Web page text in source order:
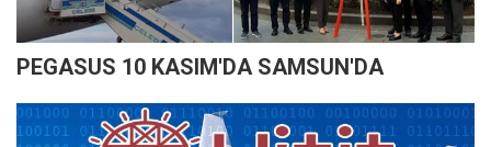
PEGASUS 10 KASIM'DA SAMSUN'DA